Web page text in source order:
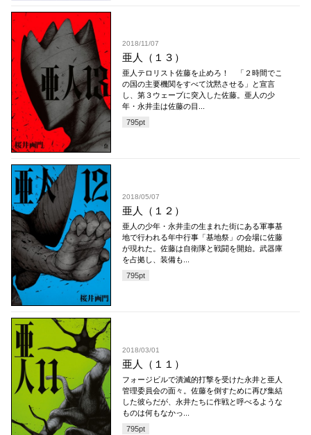
2018/11/07
亜人（１３）
亜人テロリスト佐藤を止めろ！ 「２時間でこ
の国の主要機関をすべて沈黙させる」と宣言
し、第３ウェーブに突入した佐藤。亜人の少
年・永井圭は佐藤の目...
795pt
2018/05/07
亜人（１２）
亜人の少年・永井圭の生まれた街にある軍事基
地で行われる年中行事「基地祭」の会場に佐藤
が現れた。佐藤は自衛隊と戦闘を開始。武器庫
を占拠し、装備も...
795pt
2018/03/01
亜人（１１）
フォージビルで潰滅的打撃を受けた永井と亜人
管理委員会の面々。佐藤を倒すために再び集結
した彼らだが、永井たちに作戦と呼べるような
ものは何もなかっ...
795pt